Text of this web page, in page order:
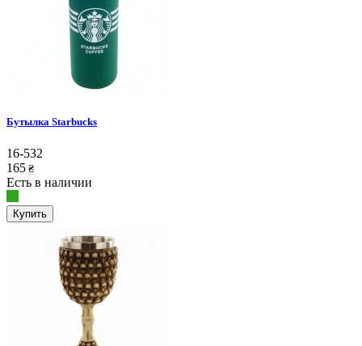
Бутылка Starbucks
16-532
165 ₴
Есть в наличии
Купить